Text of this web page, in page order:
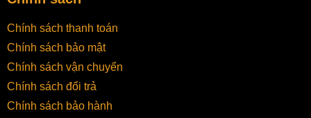
Chính sách thanh toán
Chính sách bảo mật
Chính sách vận chuyển
Chính sách đổi trả
Chính sách bảo hành